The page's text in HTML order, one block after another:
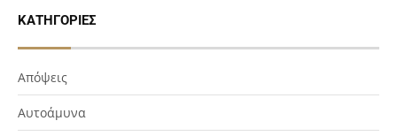
ΚΑΤΗΓΟΡΊΕΣ
Απόψεις
Αυτοάμυνα